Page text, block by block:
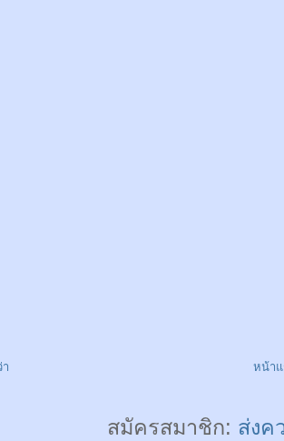
หน้า
สมัครสมาชิก: ส่งค